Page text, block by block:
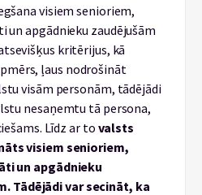
visiem senioriem,
apgādnieku zaudējušām
kritērijus, kā
ļaus nodrošināt
visām personām, tādējādi
nesaņemtu tā persona,
Līdz ar to valsts
visiem senioriem,
un apgādnieku
Tādējādi var secināt, ka